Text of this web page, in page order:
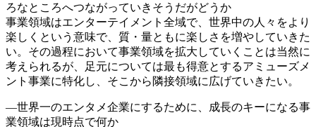
ろなところへつながっていきそうだがどうか
事業領域はエンターテイメント全域で、世界中の人々をより
楽しくという意味で、質・量ともに楽しさを増やしていきた
い。その過程において事業領域を拡大していくことは当然に
考えられるが、足元については最も得意とするアミューズメ
ント事業に特化し、そこから隣接領域に広げていきたい。
―世界一のエンタメ企業にするために、成長のキーになる事
業領域は現時点で何か